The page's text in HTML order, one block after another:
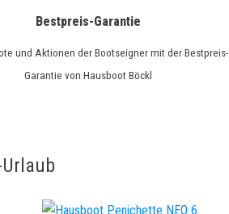
Bestpreis-Garantie
und Aktionen der Bootseigner mit der Bestpreis-
Garantie von Hausboot Böckl